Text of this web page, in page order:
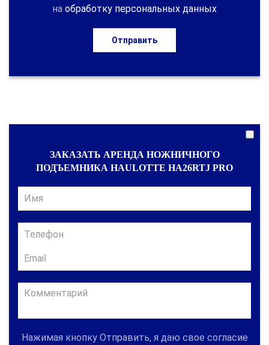
на обработку персональных данных
Отправить
ЗАКАЗАТЬ АРЕНДА НОЖНИЧНОГО
ПОДЪЕМНИКА HAULOTTE HA26RTJ PRO
Нажимая кнопку Отправить, я даю свое согласие